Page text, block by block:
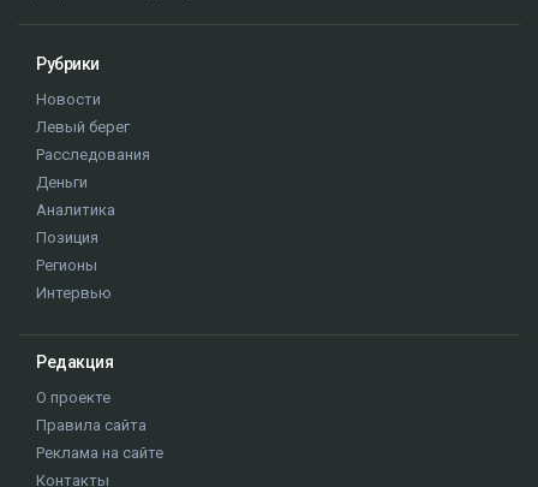
Рубрики
Новости
Левый берег
Расследования
Деньги
Аналитика
Позиция
Регионы
Интервью
Редакция
О проекте
Правила сайта
Реклама на сайте
Контакты